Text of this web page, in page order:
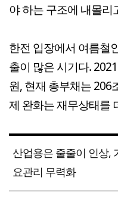
야 하는 구조에 내몰리
한전 입장에서 여름철
출이 많은 시기다.
원, 현재 총부채는 206
제 완화는 재무상태를
산업용은 줄줄이 인상,
요관리 무력화